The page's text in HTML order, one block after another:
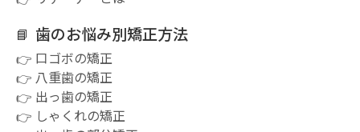
歯のお悩み別矯正方法
口ゴボの矯正
八重歯の矯正
出っ歯の矯正
しゃくれの矯正